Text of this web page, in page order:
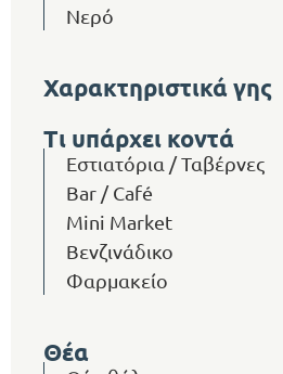
Νερό
Χαρακτηριστικά γης
Τι υπάρχει κοντά
Εστιατόρια / Ταβέρνες
Bar / Café
Mini Market
Βενζινάδικο
Φαρμακείο
Θέα